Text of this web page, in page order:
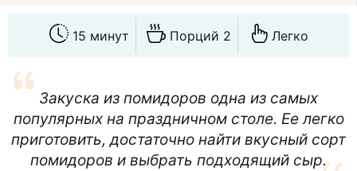
15 минут Порций 2 Легко
Закуска из помидоров одна из самых
популярных на праздничном столе. Ее легко
приготовить, достаточно найти вкусный сорт
помидоров и выбрать подходящий сыр.